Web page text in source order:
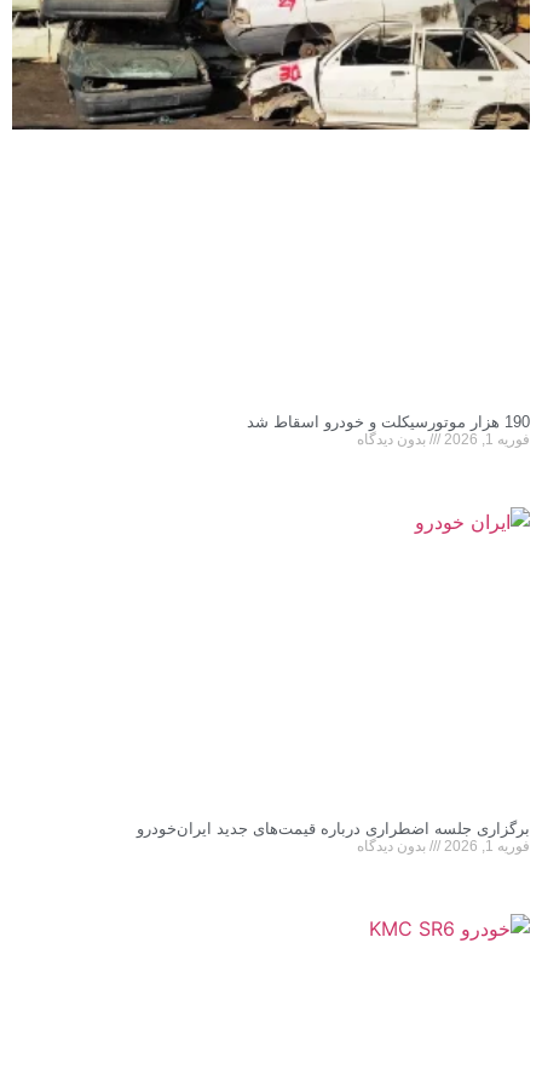
190 هزار موتورسیکلت و خودرو اسقاط شد
فوریه 1, 2026 بدون دیدگاه
برگزاری جلسه اضطراری درباره قیمت‌های جدید ایران‌خودرو
فوریه 1, 2026 بدون دیدگاه